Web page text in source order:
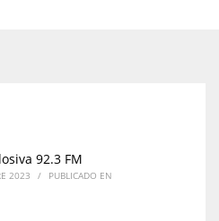
92.3 FM
2023 / PUBLICADO EN